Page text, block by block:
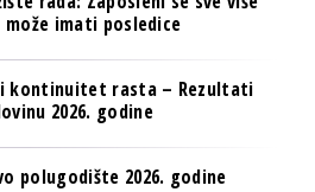
imati posledice
i kontinuitet rasta – Rezultati
2026. godine
polugodište 2026. godine